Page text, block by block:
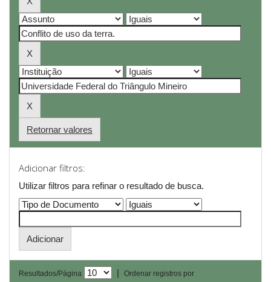
Retornar valores
Adicionar filtros:
Utilizar filtros para refinar o resultado de busca.
Resultados/Página |
Ordenar registros por